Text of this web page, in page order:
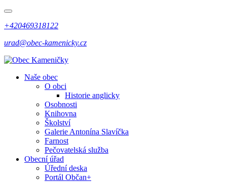
+420469318122
urad@obec-kamenicky.cz
Naše obec
O obci
Historie anglicky
Osobnosti
Knihovna
Školství
Galerie Antonína Slavíčka
Farnost
Pečovatelská služba
Obecní úřad
Úřední deska
Portál Občan+